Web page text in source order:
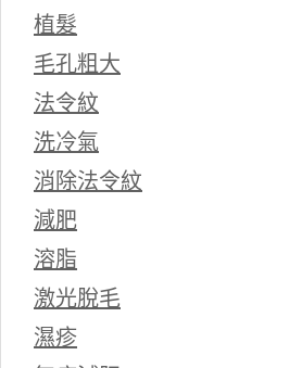
植髮
毛孔粗大
法令紋
洗冷氣
消除法令紋
減肥
溶脂
激光脫毛
濕疹